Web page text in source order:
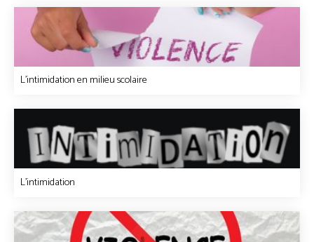
L'intimidation en milieu scolaire
L'intimidation